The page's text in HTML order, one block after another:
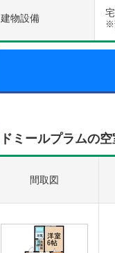
建物設備
※
ドミールプラムの
間取図